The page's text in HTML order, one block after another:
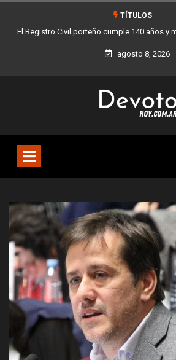
TÍTULOS
sus servicios
Buenos Aires sumó 12
agosto 8, 2026